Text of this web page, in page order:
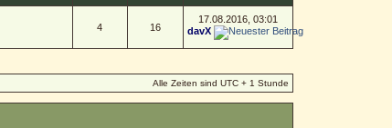
4 16
17.08.2016, 03:01
davX
Alle Zeiten sind UTC + 1 Stunde